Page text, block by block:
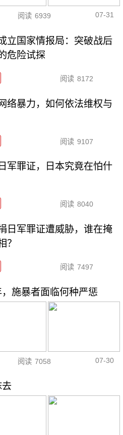
阅读 6939 07-31
立国家情报局：突破战后
危险试探
阅读 8172
络暴力，如何依法维权与
阅读 9107
军罪证，日本究竟在怕什
阅读 8040
日军罪证遭威胁，谁在掩
？
阅读 7497
施暴者面临何种严惩
阅读 7058 07-30
去